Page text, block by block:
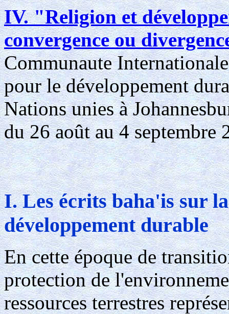
IV. "Religion et
convergence ou
Communaute
pour le développement
Nations unies à
du 26 août au 4 septembre
I. Les écrits baha'is sur
développement durable
En cette époque de
protection de
ressources terrestres